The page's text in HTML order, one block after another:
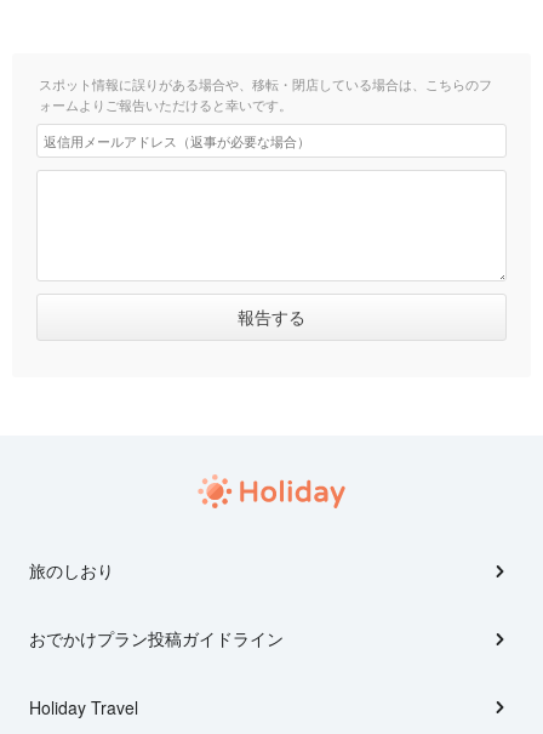
スポット情報に誤りがある場合や、移転・閉店している場合は、こちらのフ
ォームよりご報告いただけると幸いです。
旅のしおり
おでかけプラン投稿ガイドライン
Holiday Travel